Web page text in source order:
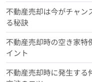
不動産売却は今がチャン
る秘訣
不動産売却時の空き家特
イント
不動産売却時に発生する